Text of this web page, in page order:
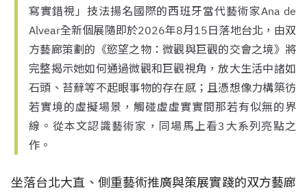
寫實錯視」技法揚名國際的西班牙當代藝術家Ana de
Alvear全新個展隨即於2026年8月15日落地台北，由双
方藝廊策劃的《慾望之物：微觀與巨觀的交會之境》將
完整揭示她如何通過微觀和巨觀視角，放大生活中諸如
石頭、苔蘚等不起眼事物的存在感；且憑想像力構築彷
若實境的虛擬場景，觸碰虛虛實實間那若有似無的界
線。從本文認識藝術家，同場馬上看3大系列亮點之
作。
坐落台北大直、側重藝術推廣與策展實踐的双方藝廊